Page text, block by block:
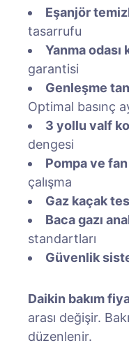
Eşanjör
tasarrufu
Yanma odası
garantisi
Genleşme
Optimal basınç
3 yollu valf
dengesi
Pompa ve
çalışma
Gaz kaçak
Baca gazı
standartları
Güvenlik
Daikin bakım
arası değişir.
düzenlenir.